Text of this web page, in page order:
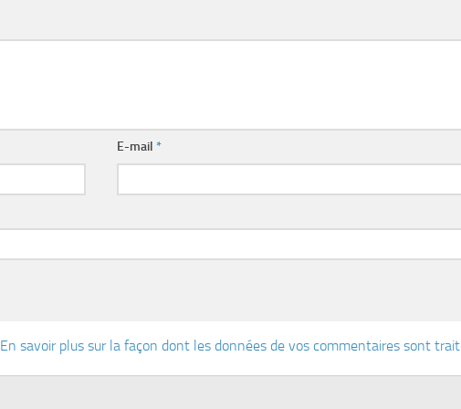
E-mail*
En savoir plus sur la façon dont les données de vos commentaires sont